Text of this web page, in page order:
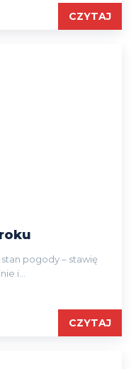
CZYTAJ
pogody – stawię
i...
CZYTAJ